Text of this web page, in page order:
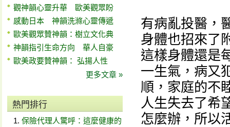
觀神韻心靈升華 歐美觀眾盼
感動日本 神韻洗滌心靈傳遞
歐美觀眾贊神韻：樹立文化典
神韻指引生命方向 華人自豪
歐美政要贊神韻： 弘揚人性
更多文章 »
熱門排行
保險代理人驚呼：這麼健康的
有病亂投醫，
身體也招來了
這樣身體還是
一生氣，病又
順，家庭的不
人生失去了希
怎麼辦，所以